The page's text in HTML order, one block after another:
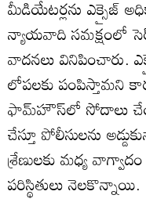
మీడియేటర్లను ఎక్సైజ్
న్యాయవాది సమక్షంలో
వాదనలు వినిపించారు.
లోపలకు పంపిస్తామని
ఫామ్‌హౌస్‌‌‌లో సోదాలు
చేస్తూ పోలీసులను
శ్రేణులకు మధ్య
పరిస్థితులు నెలకొన్నాయి.